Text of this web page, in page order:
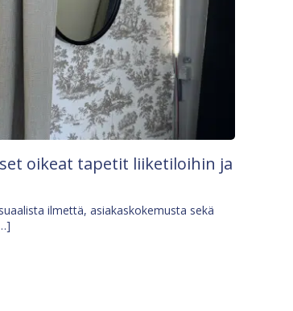
oikeat tapetit liiketiloihin ja
ilmettä, asiakaskokemusta sekä